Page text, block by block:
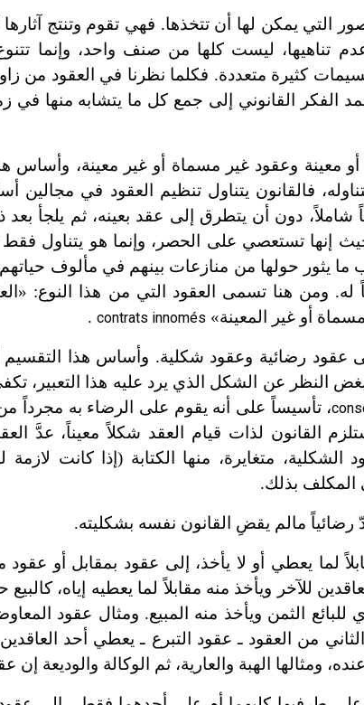
التي يمكن لها أن تتخذها. فهي تقوم وتنتج
تناهيها، ليست كلها من صنف واحد، وإنما
كثيرة متعددة. فكلما نظرنا في العقود من
الفكر القانوني إلى جمع كل ما يتشابه منها
معينة وعقود غير مسماة أو غير معينة، وأساس
فالقانون يتناول تنظيم العقود في مجالين
شاملاً، دون أن يتطرق إلى عقد بعينه، ثم يلجأ بعد
حيث إنها تستعصي على الحصر، وإنما هو يتناول
يثور حولها من منازعات بينهم في مألوف
ومن هنا تسمى العقود التي من هذا النوع:
أو غير المعينة» contrats innomés
.
عقود رضائية وعقود شكلية. وأساس هذا التقسيم
النظر عن الشكل الذي يرد عليه هذا التعبير،
، تأسيساً على أنه يقوم على الرضاء به مجرداً
القانون لذات قيام العقد شكلاً معيناً، عدَّ
متغايرة، منها الكتابة (إذا كانت لازمة
المكلف بذلك.
مالم يقضِ القانون نفسه بشكليته.
لما يعطي أو لا يأخذ، إلى عقود بمقابل أو
للآخر ويأخذ منه مقابلاً لما يعطيه إياه،
الثمن ويأخذ منه المبيع. ومثال عقود
من العقود ـ عقود التبرع ـ يعطي أحد
ومثالها الهبة والعارية، ثم الوكالة والوديعة إن